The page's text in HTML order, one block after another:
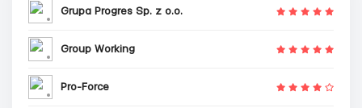
Grupa Progres Sp. z o.o.
Group Working
Pro-Force